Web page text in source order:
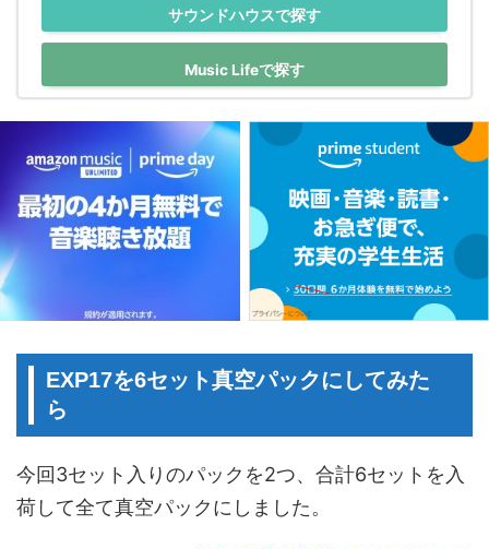
サウンドハウスで探す
Music Lifeで探す
EXP17を6セット真空パックにしてみた
ら
今回3セット入りのパックを2つ、合計6セットを入
荷して全て真空パックにしました。